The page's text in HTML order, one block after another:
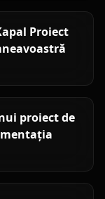
Proiect
proiect de